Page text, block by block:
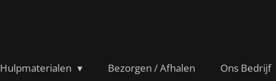
Hulpmaterialen Bezorgen / Afhalen Ons Bedrijf